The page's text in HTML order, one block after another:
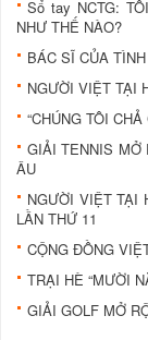
Sổ tay NCTG:
NHƯ THẾ NÀO?
BÁC SĨ CỦA
NGƯỜI VIỆT TẠI
“CHÚNG TÔI
GIẢI TENNIS MỞ
ÂU
NGƯỜI VIỆT TẠI
LẦN THỨ 11
CỘNG ĐỒNG
TRẠI HÈ “MƯỜI
GIẢI GOLF MỞ